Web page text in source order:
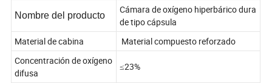
Nombre del producto
Cámara de oxígeno hiperbárico dura
de tipo cápsula
Material de cabina
Material compuesto reforzado
Concentración de oxígeno
difusa
≤23%